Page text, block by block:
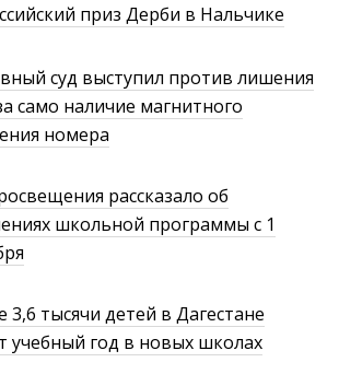
приз Дерби в Нальчике
суд выступил против лишения
само наличие магнитного
номера
рассказало об
школьной программы с 1
тысячи детей в Дагестане
учебный год в новых школах